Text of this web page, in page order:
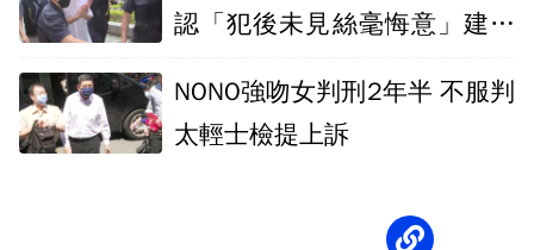
認「犯後未見絲毫悔意」建請
NONO強吻女判刑2年半 不服判
太輕士檢提上訴